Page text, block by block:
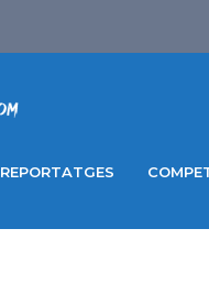
REPORTATGES